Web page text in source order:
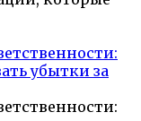
убытки за